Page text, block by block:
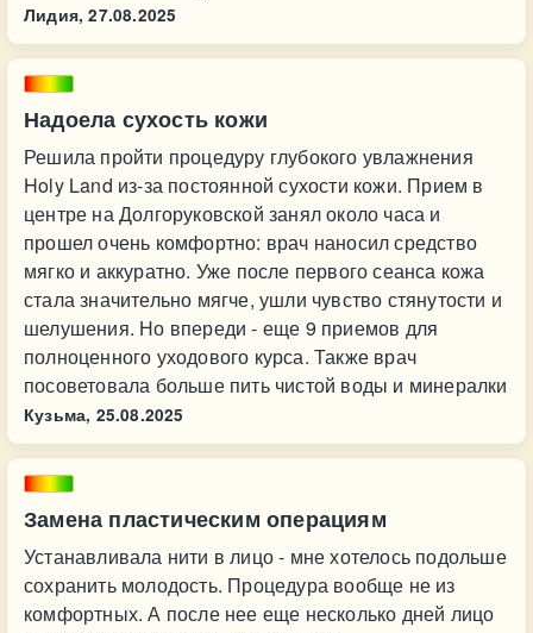
Лидия, 27.08.2025
Надоела сухость кожи
Решила пройти процедуру глубокого увлажнения
Holy Land из-за постоянной сухости кожи. Прием в
центре на Долгоруковской занял около часа и
прошел очень комфортно: врач наносил средство
мягко и аккуратно. Уже после первого сеанса кожа
стала значительно мягче, ушли чувство стянутости и
шелушения. Но впереди - еще 9 приемов для
полноценного уходового курса. Также врач
посоветовала больше пить чистой воды и минералки
Кузьма, 25.08.2025
Замена пластическим операциям
Устанавливала нити в лицо - мне хотелось подольше
сохранить молодость. Процедура вообще не из
комфортных. А после нее еще несколько дней лицо